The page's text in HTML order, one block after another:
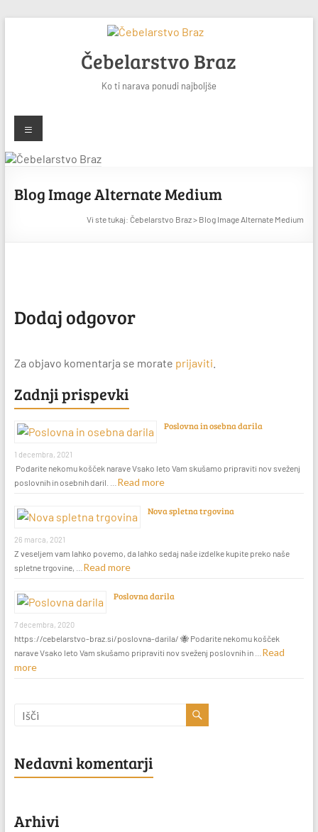
Čebelarstvo Braz
Ko ti narava ponudi najboljše
Meni
Blog Image Alternate Medium
Vi ste tukaj: Čebelarstvo Braz> Blog Image Alternate Medium
Dodaj odgovor
Za objavo komentarja se morate prijaviti
Zadnji prispevki
Poslovna in osebna darila
1 decembra, 2021
Podarite nekomu košček narave Vsako leto Vam skušamo pripraviti nov sveženj
poslovnih in osebnih daril. … Read more
Nova spletna trgovina
26 marca, 2021
Z veseljem vam lahko povemo, da lahko sedaj naše izdelke kupite preko naše
spletne trgovine, … Read more
Poslovna darila
7 decembra, 2020
https://cebelarstvo-braz.si/poslovna-darila/ 🐝 Podarite nekomu košček
narave Vsako leto Vam skušamo pripraviti nov sveženj poslovnih in … Read
more
Nedavni komentarji
Arhivi